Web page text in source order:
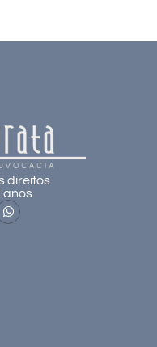
direitos
anos